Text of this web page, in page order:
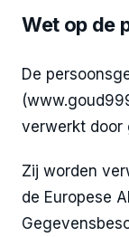
Wet op de
De
verwerkt door
Zij worden
de Europese